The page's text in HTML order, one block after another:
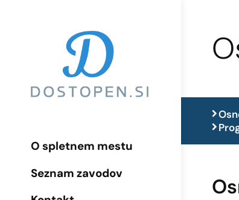
O spletnem mestu
Seznam zavodov